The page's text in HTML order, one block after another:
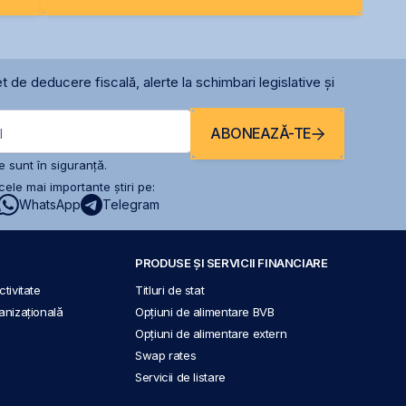
deducere fiscală, alerte la schimbari legislative și
ABONEAZĂ-TE
sunt în siguranță.
mai importante știri pe:
WhatsApp Telegram
PRODUSE ȘI SERVICII FINANCIARE
Titluri de stat
Opțiuni de alimentare BVB
Opțiuni de alimentare extern
Swap rates
Servicii de listare